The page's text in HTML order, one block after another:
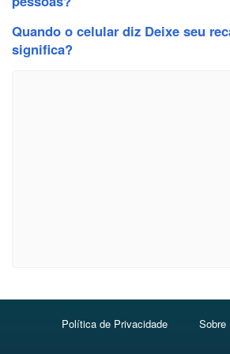
Quando o celular diz Deixe seu
significa?
Política de Privacidade Sobre